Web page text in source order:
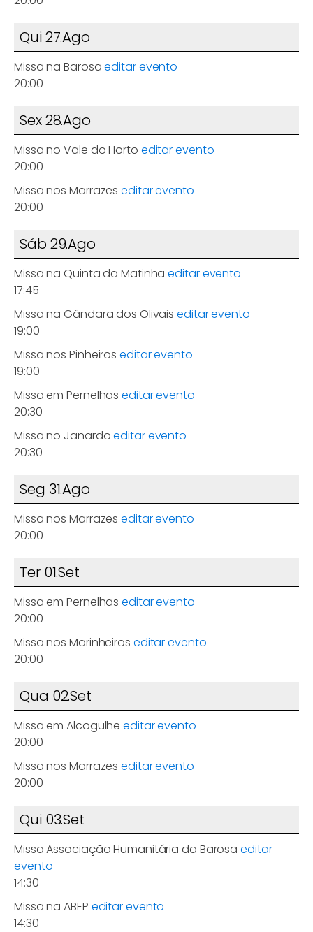
Qui 27.Ago
Missa na Barosaeditar evento
20:00
Sex 28.Ago
Missa no Vale do Horto editar evento
20:00
Missa nos Marrazes editar evento
20:00
Sáb 29.Ago
Missa na Quinta da Matinha editar evento
17:45
Missa na Gândara dos Olivais editar evento
19:00
Missa nos Pinheiros editar evento
19:00
Missa em Pernelhas editar evento
20:30
Missa no Janardoeditar evento
20:30
Seg 31.Ago
Missa nos Marrazes editar evento
20:00
Ter 01.Set
Missa em Pernelhas editar evento
20:00
Missa nos Marinheiros editar evento
20:00
Qua 02.Set
Missa em Alcogulhe editar evento
20:00
Missa nos Marrazes editar evento
20:00
Qui 03.Set
Missa Associação Humanitária da Barosa editar
evento
14:30
Missa na ABEP editar evento
14:30